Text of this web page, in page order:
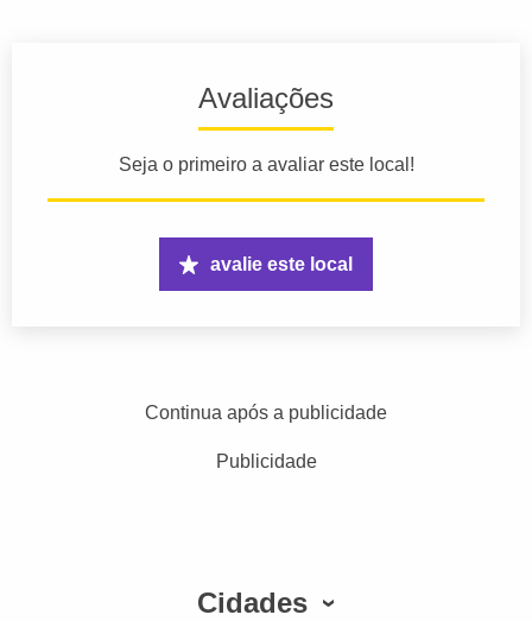
Avaliações
Seja o primeiro a avaliar este local!
avalie este local
Continua após a publicidade
Publicidade
Cidades